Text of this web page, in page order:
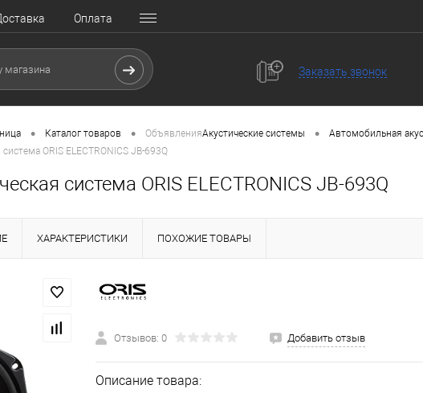
Оплата
Заказать звонок
• Каталог товаров • ОбъявленияАкустические системы • Автомобильная
ORIS ELECTRONICS JB-693Q
система ORIS ELECTRONICS JB-693Q
ХАРАКТЕРИСТИКИ ПОХОЖИЕ ТОВАРЫ
Отзывов: 0 Добавить отзыв
Описание товара: